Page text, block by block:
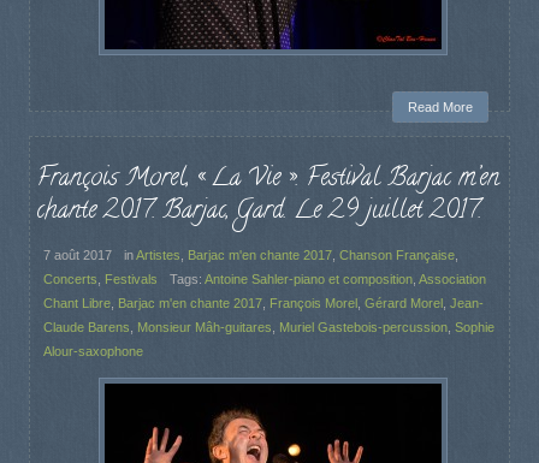
Read More
François Morel, « La Vie ». Festival Barjac m’en
chante 2017. Barjac, Gard. Le 29 juillet 2017.
7 août 2017 inArtistes Barjac m'en chante 2017 Chanson Française
Concerts
Festivals Tags: Antoine Sahler-piano et composition Association
Chant Libre Barjac m'en chante 2017 François Morel Gérard Morel Jean-
Claude Barens
Monsieur Mâh-guitares Muriel Gastebois-percussion Sophie
Alour-saxophone